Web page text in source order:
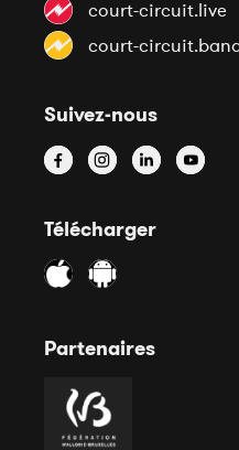
court-circuit.live
court-
Suivez-nous
Télécharger
Partenaires